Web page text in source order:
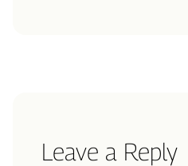
Leave a Reply